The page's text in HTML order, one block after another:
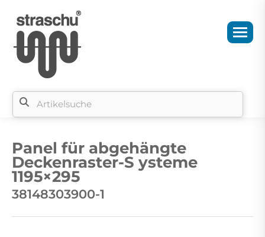
Panel für abgehängte
Deckenraster-S ysteme
1195×295
38148303900-1